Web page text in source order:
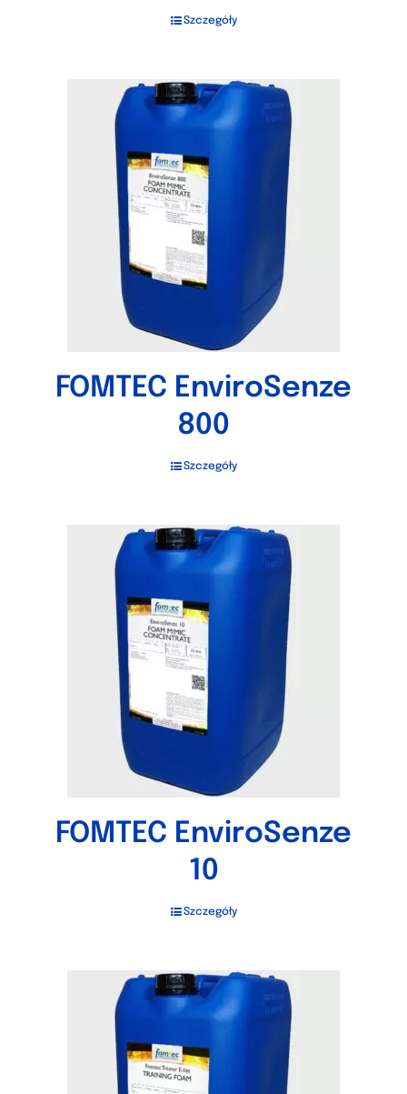
Szczegóły
FOMTEC EnviroSenze
800
Szczegóły
FOMTEC EnviroSenze
10
Szczegóły